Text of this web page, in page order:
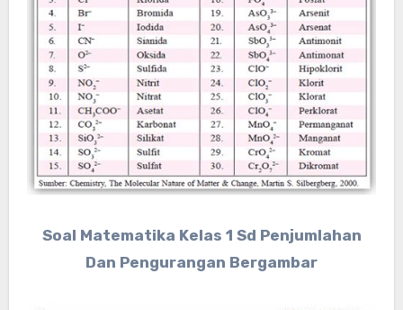
Soal Matematika Kelas 1 Sd Penjumlahan
Dan Pengurangan Bergambar